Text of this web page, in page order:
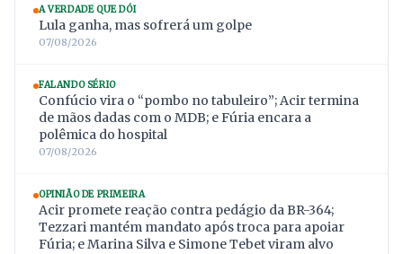
A VERDADE QUE DÓI
Lula ganha, mas sofrerá um golpe
07/08/2026
FALANDO SÉRIO
Confúcio vira o “pombo no tabuleiro”; Acir termina
de mãos dadas com o MDB; e Fúria encara a
polêmica do hospital
07/08/2026
OPINIÃO DE PRIMEIRA
Acir promete reação contra pedágio da BR-364;
Tezzari mantém mandato após troca para apoiar
Fúria; e Marina Silva e Simone Tebet viram alvo